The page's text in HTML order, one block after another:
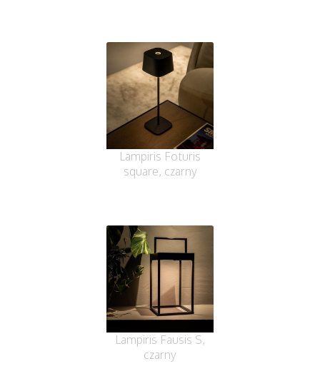
Lampiris Foturis
square, czarny
Lampiris Fausis S,
czarny